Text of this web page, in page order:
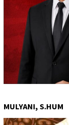
MULYANI, S.HUM